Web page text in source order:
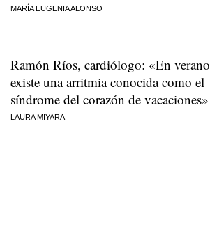
MARÍA EUGENIA ALONSO
Ramón Ríos, cardiólogo: «En verano
existe una arritmia conocida como el
síndrome del corazón de vacaciones»
LAURA MIYARA